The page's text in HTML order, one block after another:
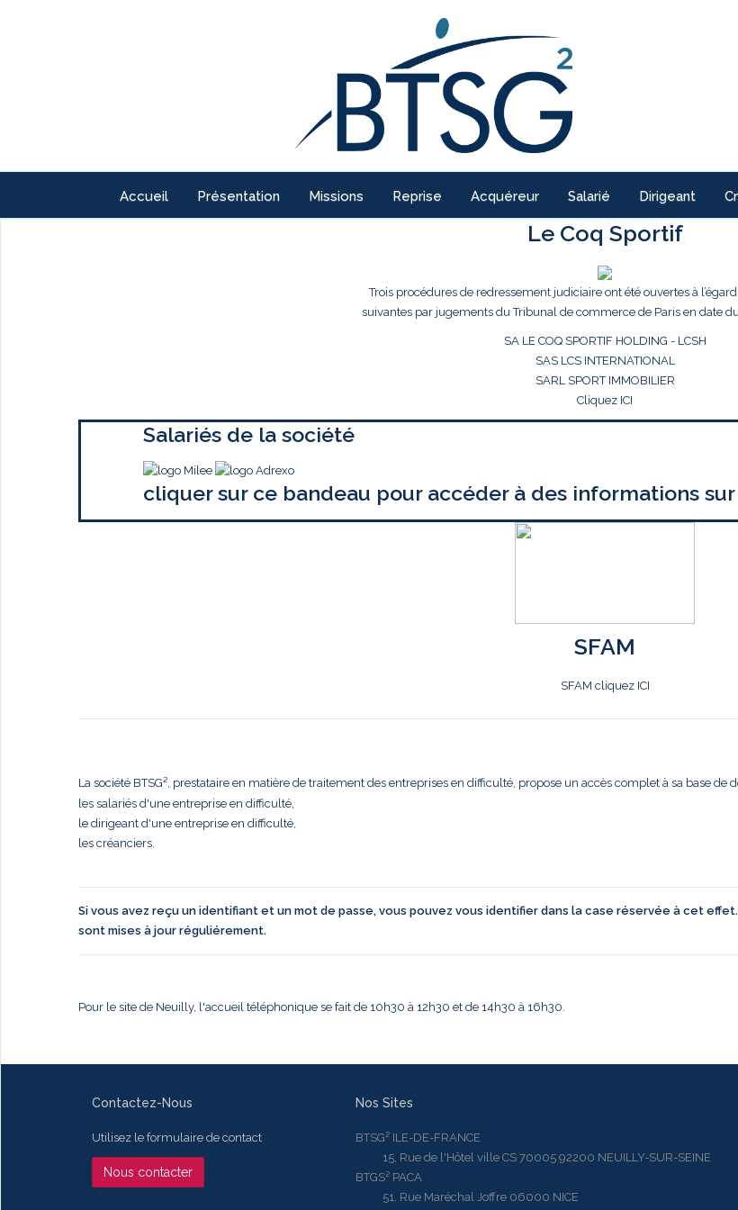
Accueil Présentation Missions Reprise Acquéreur Salarié Dirigeant
Le Coq Sportif
Trois procédures de redressement judiciaire ont été ouvertes à
suivantes par jugements du Tribunal de commerce de Paris en date
SA LE COQ SPORTIF HOLDING - LCSH
SAS LCS INTERNATIONAL
SARL SPORT IMMOBILIER
Cliquez ICI
Salariés de la société
cliquer sur ce bandeau pour accéder à des informations
SFAM
SFAM cliquez ICI
La société BTSG², prestataire en matière de traitement des entreprises en difficulté, propose un accès complet à sa base de
les salariés d'une entreprise en difficulté,
le dirigeant d'une entreprise en difficulté,
les créanciers.
Si vous avez reçu un identifiant et un mot de passe, vous pouvez vous identifier dans la case réservée à cet
sont mises à jour réguliérement.
Pour le site de Neuilly, l'accueil téléphonique se fait de 10h30 à 12h30 et de 14h30 à 16h30.
Contactez-Nous
Utilisez le formulaire de contact
Nous contacter
Nos Sites
BTSG² ILE-DE-FRANCE
15, Rue de l'Hôtel ville CS 70005 92200 NEUILLY-SUR-SEINE
BTGS² PACA
51, Rue Maréchal Joffre 06000 NICE